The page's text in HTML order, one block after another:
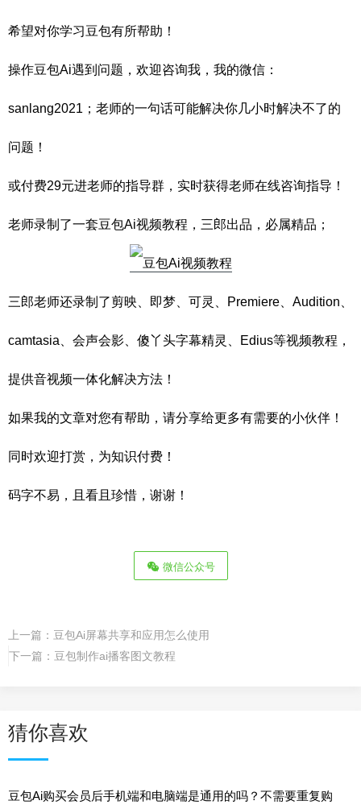
希望对你学习豆包有所帮助！
操作豆包Ai遇到问题，欢迎咨询我，我的微信：
sanlang2021；老师的一句话可能解决你几小时解决不了的
问题！
或付费29元进老师的指导群，实时获得老师在线咨询指导！
老师录制了一套豆包Ai视频教程，三郎出品，必属精品；
三郎老师还录制了剪映、即梦、可灵、Premiere、Audition、
camtasia、会声会影、傻丫头字幕精灵、Edius等视频教程，
提供音视频一体化解决方法！
如果我的文章对您有帮助，请分享给更多有需要的小伙伴！
同时欢迎打赏，为知识付费！
码字不易，且看且珍惜，谢谢！
微信公众号
上一篇： 豆包Ai屏幕共享和应用怎么使用
下一篇： 豆包制作ai播客图文教程
猜你喜欢
豆包Ai购买会员后手机端和电脑端是通用的吗？不需要重复购